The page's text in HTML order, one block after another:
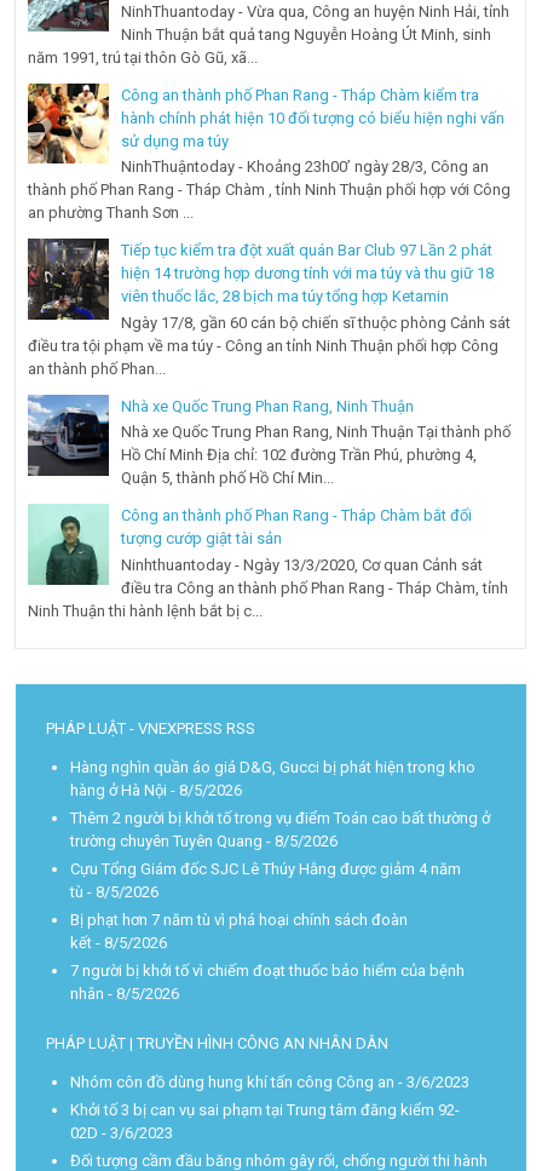
NinhThuantoday - Vừa qua, Công an huyện Ninh Hải, tỉnh
Ninh Thuận bắt quả tang Nguyễn Hoàng Út Minh, sinh
năm 1991, trú tại thôn Gò Gũ, xã...
Công an thành phố Phan Rang - Tháp Chàm kiểm tra
hành chính phát hiện 10 đối tượng có biểu hiện nghi vấn
sử dụng ma túy
NinhThuậntoday - Khoảng 23h00’ ngày 28/3, Công an
thành phố Phan Rang - Tháp Chàm , tỉnh Ninh Thuận phối hợp với Công
an phường Thanh Sơn ...
Tiếp tục kiểm tra đột xuất quán Bar Club 97 Lần 2 phát
hiện 14 trường hợp dương tính với ma túy và thu giữ 18
viên thuốc lắc, 28 bịch ma túy tổng hợp Ketamin
Ngày 17/8, gần 60 cán bộ chiến sĩ thuộc phòng Cảnh sát
điều tra tội phạm về ma túy - Công an tỉnh Ninh Thuận phối hợp Công
an thành phố Phan...
Nhà xe Quốc Trung Phan Rang, Ninh Thuận
Nhà xe Quốc Trung Phan Rang, Ninh Thuận Tại thành phố
Hồ Chí Minh Địa chỉ: 102 đường Trần Phú, phường 4,
Quận 5, thành phố Hồ Chí Min...
Công an thành phố Phan Rang - Tháp Chàm bắt đối
tượng cướp giật tài sản
Ninhthuantoday - Ngày 13/3/2020, Cơ quan Cảnh sát
điều tra Công an thành phố Phan Rang - Tháp Chàm, tỉnh
Ninh Thuận thi hành lệnh bắt bị c...
PHÁP LUẬT - VNEXPRESS RSS
Hàng nghìn quần áo giả D&G, Gucci bị phát hiện trong kho
hàng ở Hà Nội - 8/5/2026
Thêm 2 người bị khởi tố trong vụ điểm Toán cao bất thường ở
trường chuyên Tuyên Quang - 8/5/2026
Cựu Tổng Giám đốc SJC Lê Thúy Hằng được giảm 4 năm
tù - 8/5/2026
Bị phạt hơn 7 năm tù vì phá hoại chính sách đoàn
kết - 8/5/2026
7 người bị khởi tố vì chiếm đoạt thuốc bảo hiểm của bệnh
nhân - 8/5/2026
PHÁP LUẬT | TRUYỀN HÌNH CÔNG AN NHÂN DÂN
Nhóm côn đồ dùng hung khí tấn công Công an - 3/6/2023
Khởi tố 3 bị can vụ sai phạm tại Trung tâm đăng kiểm 92-
02D - 3/6/2023
Đối tượng cầm đầu băng nhóm gây rối, chống người thi hành